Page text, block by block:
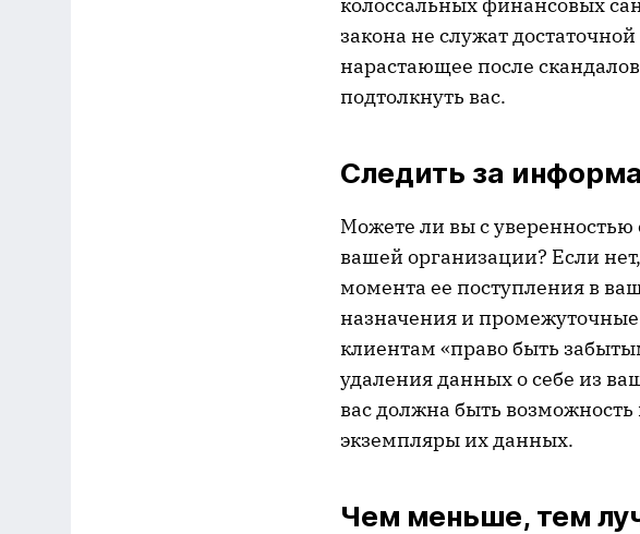
закона не служат
нарастающее после
подтолкнуть вас.
Следить за
Можете ли вы с уверенностью
вашей организации? Если
момента ее поступления в
назначения и промежуточные
клиентам «право быть
удаления данных о себе из
вас должна быть
экземпляры их данных.
Чем меньше, тем